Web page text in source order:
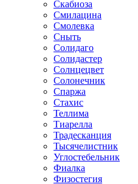
Скабиоза
Смилацина
Смолевка
Сныть
Солидаго
Солидастер
Солнцецвет
Солонечник
Спаржа
Стахис
Теллима
Тиарелла
Традесканция
Тысячелистник
Углостебельник
Фиалка
Физостегия